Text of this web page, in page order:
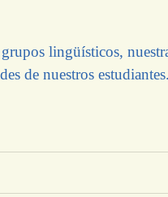
lingüísticos,
de nuestros estudiantes.